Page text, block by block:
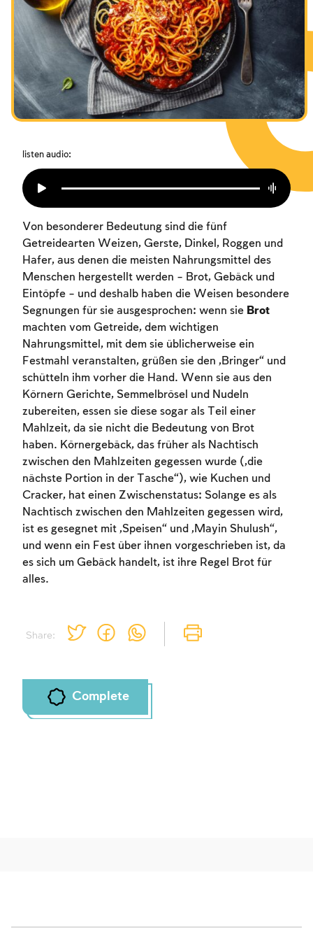
Das Fasten der Zerstörung
Amtseinführung
Purim
listen audio:
Share:
Von besonderer Bedeutung sind die fünf
Getreidearten Weizen, Gerste, Dinkel, Roggen und
Hafer, aus denen die meisten Nahrungsmittel des
Menschen hergestellt werden – Brot, Gebäck und
Eintöpfe – und deshalb haben die Weisen besondere
Segnungen für sie ausgesprochen: wenn sie Brot
machten vom Getreide, dem wichtigen
Nahrungsmittel, mit dem sie üblicherweise ein
Festmahl veranstalten, grüßen sie den „Bringer“ und
schütteln ihm vorher die Hand. Wenn sie aus den
Körnern Gerichte, Semmelbrösel und Nudeln
zubereiten, essen sie diese sogar als Teil einer
Mahlzeit, da sie nicht die Bedeutung von Brot
haben. Körnergebäck, das früher als Nachtisch
zwischen den Mahlzeiten gegessen wurde („die
nächste Portion in der Tasche“), wie Kuchen und
Cracker, hat einen Zwischenstatus: Solange es als
Nachtisch zwischen den Mahlzeiten gegessen wird,
ist es gesegnet mit „Speisen“ und „Mayin Shulush“,
und wenn ein Fest über ihnen vorgeschrieben ist, da
es sich um Gebäck handelt, ist ihre Regel Brot für
alles.
Complete
Account required
To mark concepts as learned, you'll need
to create an account or log in.
Sign up Login